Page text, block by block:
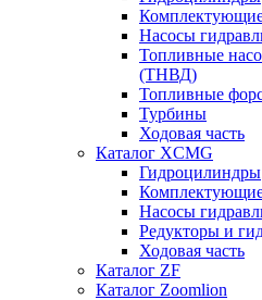
Насосы
Топливные
(ТНВД)
Топливные
Турбины
Ходовая часть
Каталог XCMG
Гидроцилиндры
Насосы
Редукторы и
Ходовая часть
Каталог ZF
Каталог Zoomlion